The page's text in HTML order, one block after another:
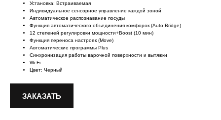
Установка: Встраиваемая
Индивидуальное сенсорное управление каждой зоной
Автоматическое распознавание посуды
Функция автоматического объединения комфорок (Auto Bridge)
12 степеней регулировки мощности+Boost (10 мин)
Функция переноса настроек (Move)
Автоматические программы Plus
Синхронизация работы варочной поверхности и вытяжки
Wi-Fi
Цвет: Черный
ЗАКАЗАТЬ